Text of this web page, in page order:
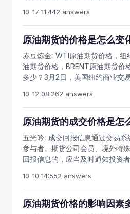
一来就可以将期货市场和自己的
国家原油期货市场的优化，在未
力来对于未知的世界。
10-17 11:442 answers
原油期货的价格是怎么变
赤豆炼金: WTI原油期货价格，纽
油期货价格，BRENT原油期货价
多少？3月2日，美国纽约商业交
洲期货交易所布伦特原油5月期货
桶，涨幅为0.56美元。国际市场
就是：纽约商业交易所（NYMEX
的布伦特原油期货合约，新加坡
性原油期货合约。要熟悉国际原
国原油期货，还要熟悉我国的原
际油价来计算，我国原油期货挂
10-12 08:262 answers
原油期货的成交价格是怎
五光吟: 成交回报信息通过交易
参与者。期货公司会员、境外特
回报信息的，应当及时通知投资
直到全部成交或者被撤销。要多
和成交情况，每一交易日闭市后
可以通过会员服务系统获取成交
10-10 14:552 answers
原油期货价格的影响因素